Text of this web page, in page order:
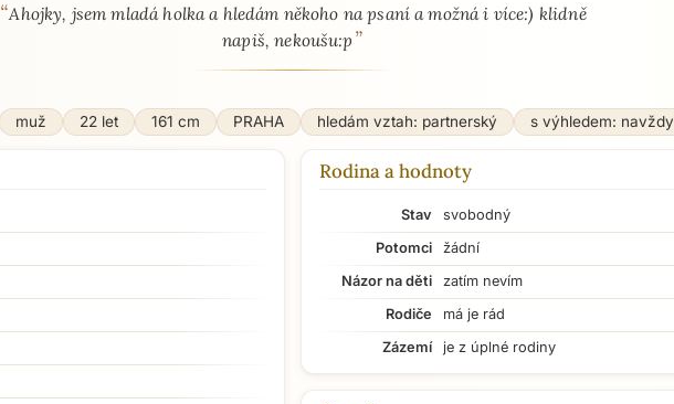
O mně - seznamka profil
“Ahojky, jsem mladá holka a hledám někoho na psaní a možná i více:) klidně
napiš, nekoušu:p ”
muž 22 let 161 cm PRAHA hledám vztah: partnerský s výhledem: navždy
Rodina a hodnoty
Stav
svobodný
Potomci
žádní
Názor na děti
zatím nevím
Rodiče
má je rád
Zázemí
je z úplné rodiny